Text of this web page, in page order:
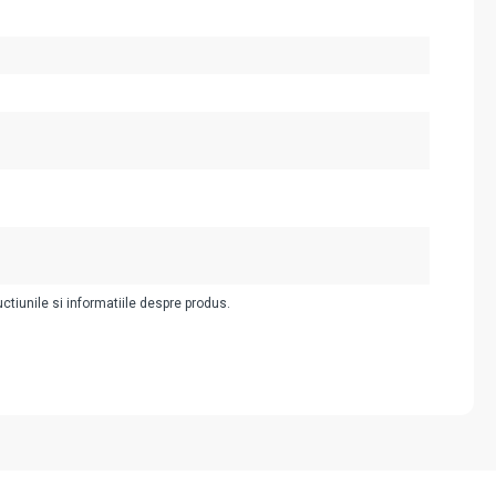
si informatiile despre produs.